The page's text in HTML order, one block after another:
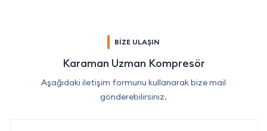
BİZE ULAŞIN
Karaman Uzman Kompresör
Aşağıdaki iletişim formunu kullanarak bize mail
gönderebilirsiniz.